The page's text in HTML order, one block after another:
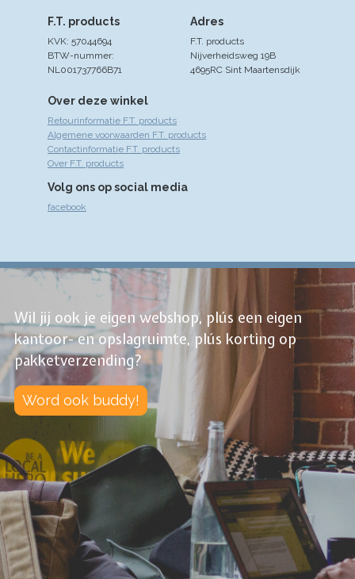
Over deze winkel
Retourinformatie F.T. products
Algemene voorwaarden F.T. products
Contactinformatie F.T. products
Over F.T. products
Volg ons op social media
facebook
Adres
F.T. products
Nijverheidsweg 19B
4695RC Sint Maartensdijk
F.T. products
KVK: 57044694
BTW-nummer:
NL001737766B71
Wil jij ook je eigen webshop, plús een eigen
kantoor- en opslagruimte, plús korting op
pakketverzending?
Word ook buddy!